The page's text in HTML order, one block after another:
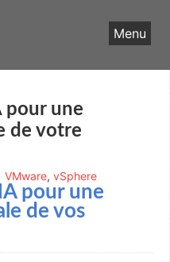
Menu
pour une
de votre
VMware, vSphere
pour une
de vos